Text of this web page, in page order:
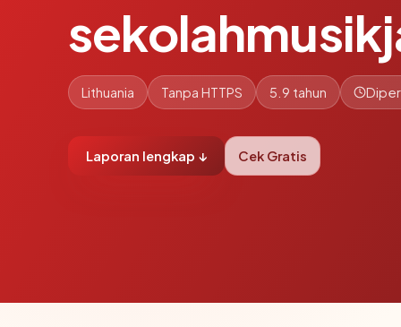
Lithuania Tanpa HTTPS 5.9 tahun
Laporan lengkap ↓ Cek Gratis